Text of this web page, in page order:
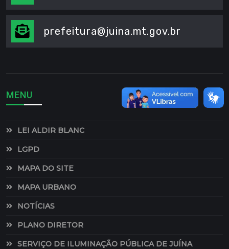
prefeitura@juina.mt.gov.br
MENU
LEI ALDIR BLANC
LGPD
MAPA DO SITE
MAPA URBANO
NOTÍCIAS
PLANO DIRETOR
SERVIÇO DE ILUMINAÇÃO PÚBLICA DE JUÍNA